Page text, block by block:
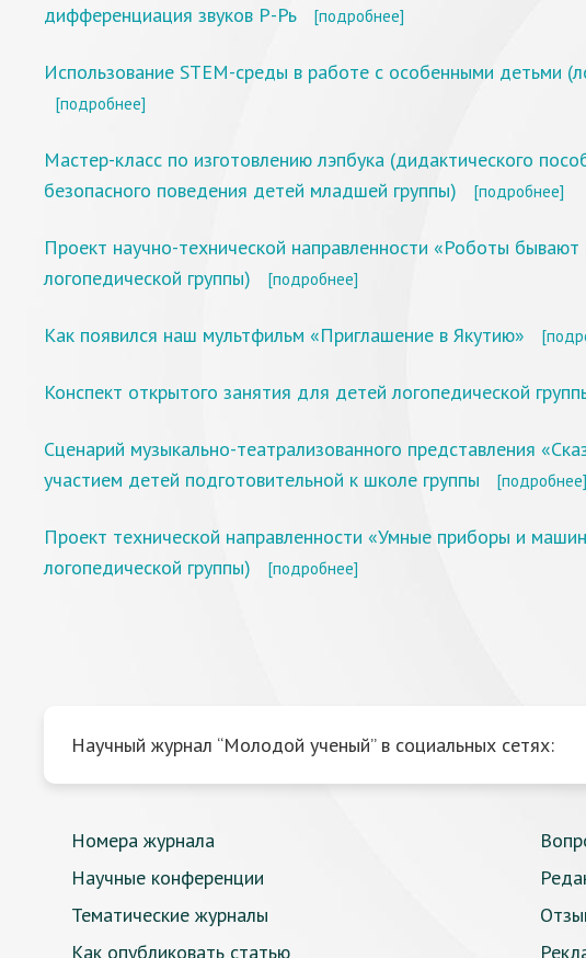
дифференциация звуков Р-Рь
[подробнее]
Использование STEM-среды в работе с особенными детьми
[подробнее]
Мастер-класс по изготовлению лэпбука (дидактического
безопасного поведения детей младшей группы)
[подробнее]
Проект научно-технической направленности «Роботы
логопедической группы)
[подробнее]
Как появился наш мультфильм «Приглашение в Якутию»
Конспект открытого занятия для детей логопедической
Сценарий музыкально-театрализованного представления
участием детей подготовительной к школе группы
[подробнее]
Проект технической направленности «Умные приборы и
логопедической группы)
[подробнее]
Научный журнал “Молодой ученый” в социальных сетях:
Номера журнала
Научные конференции
Тематические журналы
Как опубликовать статью